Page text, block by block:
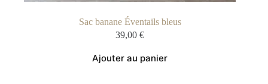
Sac banane Éventails bleus
39,00€
Ajouter au panier